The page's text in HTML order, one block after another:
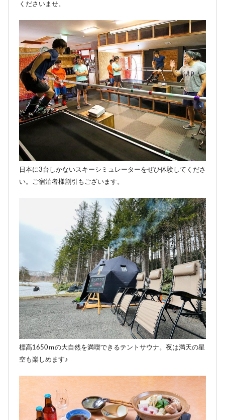
くださいませ。
日本に3台しかないスキーシミュレーターをぜひ体験してくださ
い。ご宿泊者様割引もございます。
標高1650ｍの大自然を満喫できるテントサウナ。夜は満天の星
空も楽しめます♪